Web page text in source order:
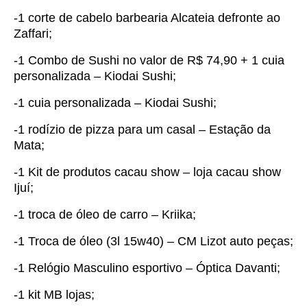
-1 corte de cabelo barbearia Alcateia defronte ao
Zaffari;
-1 Combo de Sushi no valor de R$ 74,90 + 1 cuia
personalizada – Kiodai Sushi;
-1 cuia personalizada – Kiodai Sushi;
-1 rodízio de pizza para um casal – Estação da
Mata;
-1 Kit de produtos cacau show – loja cacau show
Ijuí;
-1 troca de óleo de carro – Kriika;
-1 Troca de óleo (3l 15w40) – CM Lizot auto peças;
-1 Relógio Masculino esportivo – Óptica Davanti;
-1 kit MB lojas;